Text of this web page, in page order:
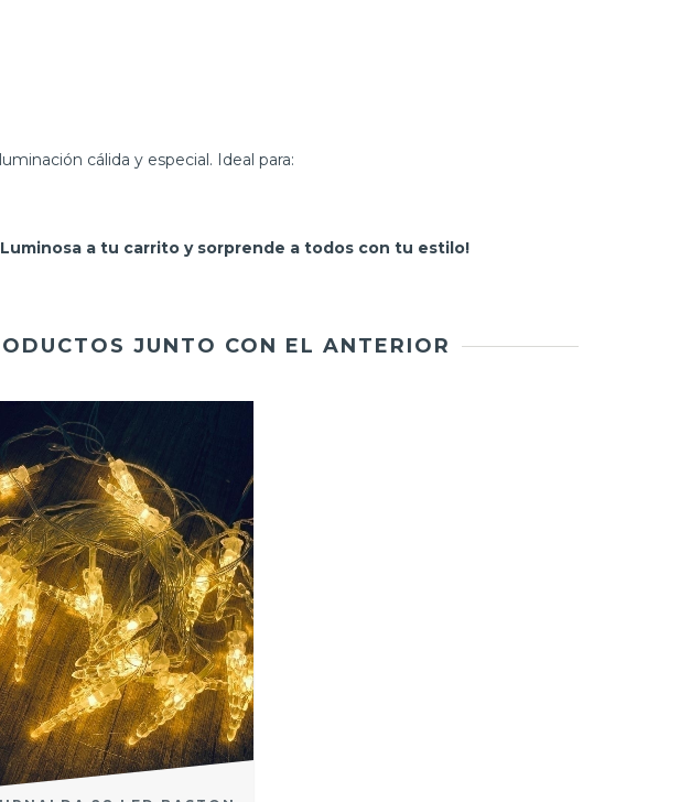
cálida y especial. Ideal para:
Luminosa a tu carrito y sorprende a todos con tu estilo!